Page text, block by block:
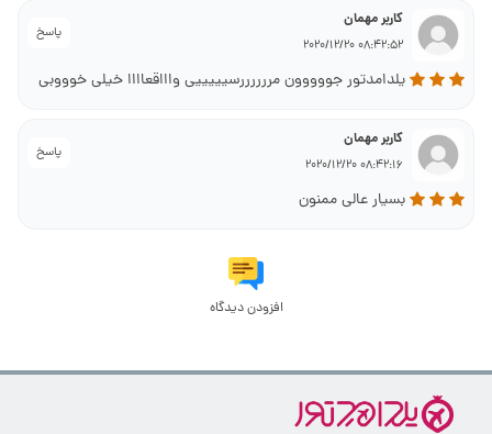
پاسخ
کاربر مهمان
08:42:52 2020/12/20
یلدامدتور جووووون مررررررسیییییی واااقعاااا خیلی خوووبی
پاسخ
کاربر مهمان
08:42:16 2020/12/20
بسیار عالی ممنون
افزودن دیدگاه